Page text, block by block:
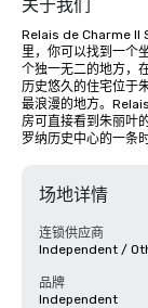
关于我们
Relais de Charme Il
里，你可以找到一个
个独一无二的地方，
历史悠久的住宅位于
最浪漫的地方。
房可直接看到朱丽叶
罗纳历史中心的一条
场地详情
连锁供应商
Independent /
品牌
Independent